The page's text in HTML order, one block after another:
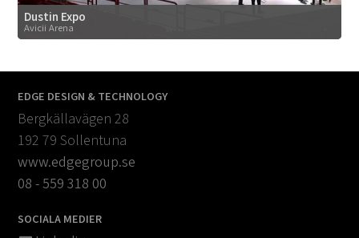
Dustin Expo
Avicii Arena
EDGE DESIGN & TECHNOLOGY
Bergkällavägen 28
192 79 Sollentuna
www.edgegroup.se
08 - 559 318 00
SOCIALA MEDIER